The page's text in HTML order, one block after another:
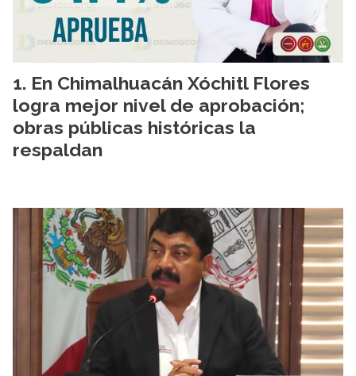
En Chimalhuacán Xóchitl Flores
logra mejor nivel de aprobación;
obras públicas históricas la
respaldan